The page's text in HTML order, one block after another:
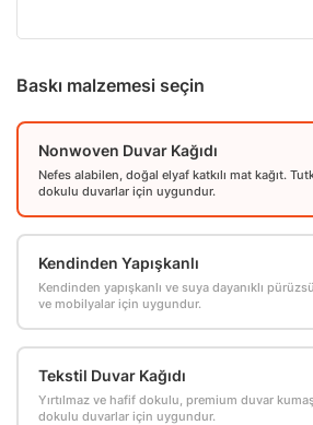
Baskı malzemesi seçin
Nonwoven Duvar Kağıdı
Nefes alabilen, doğal elyaf katkılı mat kağıt.
dokulu duvarlar için uygundur.
Kendinden Yapışkanlı
Kendinden yapışkanlı ve suya dayanıklı
ve mobilyalar için uygundur.
Tekstil Duvar Kağıdı
Yırtılmaz ve hafif dokulu, premium duvar
dokulu duvarlar için uygundur.